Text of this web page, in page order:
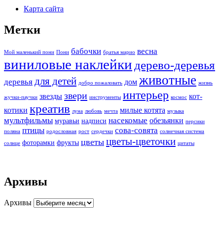
Карта сайта
Метки
Мой маленький пони Пони бабочки братья марио весна
виниловые наклейки дерево-деревья
деревья для детей добро пожаловать дом животные жизнь
жучки-паучки звезды звери инструменты интерьер космос кот-
котики креатив луна любовь мечта милые котята музыка
мультфильмы муравьи надписи насекомые обезьянки персики
поляна птицы родословная рост сердечки сова-совята солнечная система
солнце фоторамки фрукты цветы цветы-цветочки цитаты
Архивы
Архивы